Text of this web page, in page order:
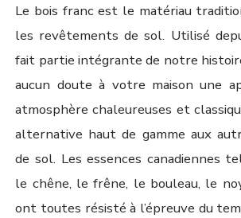
Le bois franc est le matériau
les revêtements de sol. Utilisé
fait partie intégrante de notre
aucun doute à votre maison une
atmosphère chaleureuses et
alternative haut de gamme aux
de sol. Les essences canadiennes
le chêne, le frêne, le bouleau, le
ont toutes résisté à l’épreuve du